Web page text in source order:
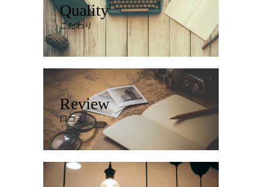
Quality
こだわり
Review
口コミ